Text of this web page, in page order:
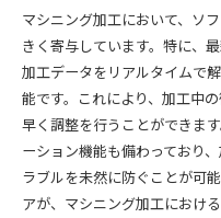
マシニング加工において、ソ
きく寄与しています。特に、
加工データをリアルタイムで
能です。これにより、加工中
早く調整を行うことができま
ーション機能も備わっており
ラブルを未然に防ぐことが可
アが、マシニング加工におけ